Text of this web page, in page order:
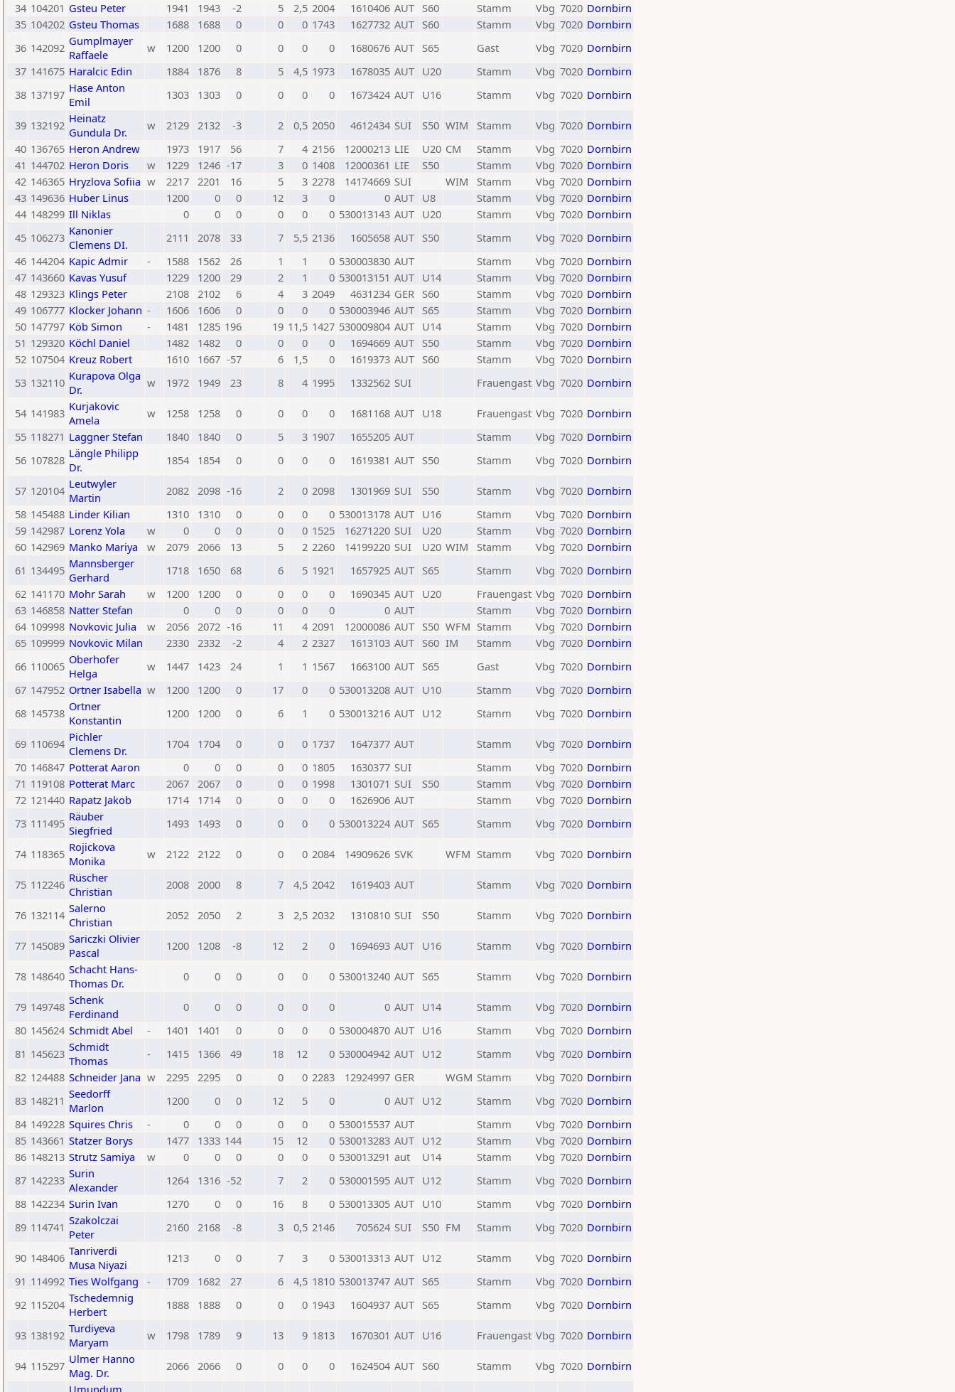
34 104201 Gsteu Peter 1941 1943 -2 5 2,5 2004 1610406 AUT S60 Stamm Vbg 7020 Dornbirn
35 104202 Gsteu Thomas 1688 1688 0 0 0 1743 1627732 AUT S60 Stamm Vbg 7020 Dornbirn
36 142092 Gumplmayer
Raffaele
w 1200 1200 0 0 0 0 1680676 AUT S65 Gast Vbg 7020 Dornbirn
37 141675 Haralcic Edin 1884 1876 8 5 4,5 1973 1678035 AUT U20 Stamm Vbg 7020 Dornbirn
38 137197 Hase Anton
Emil
1303 1303 0 0 0 0 1673424 AUT U16 Stamm Vbg 7020 Dornbirn
39 132192 Heinatz
Gundula Dr.
w 2129 2132 -3 2 0,5 2050 4612434 SUI S50 WIM Stamm Vbg 7020 Dornbirn
40 136765 Heron Andrew 1973 1917 56 7 4 2156 12000213 LIE U20 CM Stamm Vbg 7020 Dornbirn
41 144702 Heron Doris w 1229 1246 -17 3 0 1408 12000361 LIE S50 Stamm Vbg 7020 Dornbirn
42 146365 Hryzlova Sofiia w 2217 2201 16 5 3 2278 14174669 SUI WIM Stamm Vbg 7020 Dornbirn
43 149636 Huber Linus 1200 0 0 12 3 0 0 AUT U8 Stamm Vbg 7020 Dornbirn
44 148299 Ill Niklas 0 0 0 0 0 0 530013143 AUT U20 Stamm Vbg 7020 Dornbirn
45 106273 Kanonier
Clemens DI.
2111 2078 33 7 5,5 2136 1605658 AUT S50 Stamm Vbg 7020 Dornbirn
46 144204 Kapic Admir - 1588 1562 26 1 1 0 530003830 AUT Stamm Vbg 7020 Dornbirn
47 143660 Kavas Yusuf 1229 1200 29 2 1 0 530013151 AUT U14 Stamm Vbg 7020 Dornbirn
48 129323 Klings Peter 2108 2102 6 4 3 2049 4631234 GER S60 Stamm Vbg 7020 Dornbirn
49 106777 Klocker Johann - 1606 1606 0 0 0 0 530003946 AUT S65 Stamm Vbg 7020 Dornbirn
50 147797 Köb Simon - 1481 1285 196 19 11,5 1427 530009804 AUT U14 Stamm Vbg 7020 Dornbirn
51 129320 Köchl Daniel 1482 1482 0 0 0 0 1694669 AUT S50 Stamm Vbg 7020 Dornbirn
52 107504 Kreuz Robert 1610 1667 -57 6 1,5 0 1619373 AUT S60 Stamm Vbg 7020 Dornbirn
53 132110 Kurapova Olga
Dr.
w 1972 1949 23 8 4 1995 1332562 SUI Frauengast Vbg 7020 Dornbirn
54 141983 Kurjakovic
Amela
w 1258 1258 0 0 0 0 1681168 AUT U18 Frauengast Vbg 7020 Dornbirn
55 118271 Laggner Stefan 1840 1840 0 5 3 1907 1655205 AUT Stamm Vbg 7020 Dornbirn
56 107828 Längle Philipp
Dr.
1854 1854 0 0 0 0 1619381 AUT S50 Stamm Vbg 7020 Dornbirn
57 120104 Leutwyler
Martin
2082 2098 -16 2 0 2098 1301969 SUI S50 Stamm Vbg 7020 Dornbirn
58 145488 Linder Kilian 1310 1310 0 0 0 0 530013178 AUT U16 Stamm Vbg 7020 Dornbirn
59 142987 Lorenz Yola w 0 0 0 0 0 1525 16271220 SUI U20 Stamm Vbg 7020 Dornbirn
60 142969 Manko Mariya w 2079 2066 13 5 2 2260 14199220 SUI U20 WIM Stamm Vbg 7020 Dornbirn
61 134495 Mannsberger
Gerhard
1718 1650 68 6 5 1921 1657925 AUT S65 Stamm Vbg 7020 Dornbirn
62 141170 Mohr Sarah w 1200 1200 0 0 0 0 1690345 AUT U20 Frauengast Vbg 7020 Dornbirn
63 146858 Natter Stefan 0 0 0 0 0 0 0 AUT Stamm Vbg 7020 Dornbirn
64 109998 Novkovic Julia w 2056 2072 -16 11 4 2091 12000086 AUT S50 WFM Stamm Vbg 7020 Dornbirn
65 109999 Novkovic Milan 2330 2332 -2 4 2 2327 1613103 AUT S60 IM Stamm Vbg 7020 Dornbirn
66 110065 Oberhofer
Helga
w 1447 1423 24 1 1 1567 1663100 AUT S65 Gast Vbg 7020 Dornbirn
67 147952 Ortner Isabella w 1200 1200 0 17 0 0 530013208 AUT U10 Stamm Vbg 7020 Dornbirn
68 145738 Ortner
Konstantin
1200 1200 0 6 1 0 530013216 AUT U12 Stamm Vbg 7020 Dornbirn
69 110694 Pichler
Clemens Dr.
1704 1704 0 0 0 1737 1647377 AUT Stamm Vbg 7020 Dornbirn
70 146847 Potterat Aaron 0 0 0 0 0 1805 1630377 SUI Stamm Vbg 7020 Dornbirn
71 119108 Potterat Marc 2067 2067 0 0 0 1998 1301071 SUI S50 Stamm Vbg 7020 Dornbirn
72 121440 Rapatz Jakob 1714 1714 0 0 0 0 1626906 AUT Stamm Vbg 7020 Dornbirn
73 111495 Räuber
Siegfried
1493 1493 0 0 0 0 530013224 AUT S65 Stamm Vbg 7020 Dornbirn
74 118365 Rojickova
Monika
w 2122 2122 0 0 0 2084 14909626 SVK WFM Stamm Vbg 7020 Dornbirn
75 112246 Rüscher
Christian
2008 2000 8 7 4,5 2042 1619403 AUT Stamm Vbg 7020 Dornbirn
76 132114 Salerno
Christian
2052 2050 2 3 2,5 2032 1310810 SUI S50 Stamm Vbg 7020 Dornbirn
77 145089 Sariczki Olivier
Pascal
1200 1208 -8 12 2 0 1694693 AUT U16 Stamm Vbg 7020 Dornbirn
78 148640 Schacht Hans-
Thomas Dr.
0 0 0 0 0 0 530013240 AUT S65 Stamm Vbg 7020 Dornbirn
79 149748 Schenk
Ferdinand
0 0 0 0 0 0 0 AUT U14 Stamm Vbg 7020 Dornbirn
80 145624 Schmidt Abel - 1401 1401 0 0 0 0 530004870 AUT U16 Stamm Vbg 7020 Dornbirn
81 145623 Schmidt
Thomas
- 1415 1366 49 18 12 0 530004942 AUT U12 Stamm Vbg 7020 Dornbirn
82 124488 Schneider Jana w 2295 2295 0 0 0 2283 12924997 GER WGM Stamm Vbg 7020 Dornbirn
83 148211 Seedorff
Marlon
1200 0 0 12 5 0 0 AUT U12 Stamm Vbg 7020 Dornbirn
84 149228 Squires Chris - 0 0 0 0 0 0 530015537 AUT Stamm Vbg 7020 Dornbirn
85 143661 Statzer Borys 1477 1333 144 15 12 0 530013283 AUT U12 Stamm Vbg 7020 Dornbirn
86 148213 Strutz Samiya w 0 0 0 0 0 0 530013291 aut U14 Stamm Vbg 7020 Dornbirn
87 142233 Surin
Alexander
1264 1316 -52 7 2 0 530001595 AUT U12 Stamm Vbg 7020 Dornbirn
88 142234 Surin Ivan 1270 0 0 16 8 0 530013305 AUT U10 Stamm Vbg 7020 Dornbirn
89 114741 Szakolczai
Peter
2160 2168 -8 3 0,5 2146 705624 SUI S50 FM Stamm Vbg 7020 Dornbirn
90 148406 Tanriverdi
Musa Niyazi
1213 0 0 7 3 0 530013313 AUT U12 Stamm Vbg 7020 Dornbirn
91 114992 Ties Wolfgang - 1709 1682 27 6 4,5 1810 530013747 AUT S65 Stamm Vbg 7020 Dornbirn
92 115204 Tschedemnig
Herbert
1888 1888 0 0 0 1943 1604937 AUT S65 Stamm Vbg 7020 Dornbirn
93 138192 Turdiyeva
Maryam
w 1798 1789 9 13 9 1813 1670301 AUT U16 Frauengast Vbg 7020 Dornbirn
94 115297 Ulmer Hanno
Mag. Dr.
2066 2066 0 0 0 0 1624504 AUT S60 Stamm Vbg 7020 Dornbirn
Umundum